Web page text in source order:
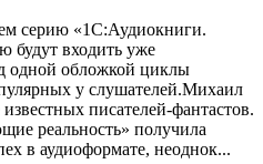
серию «1С:Аудиокниги.
будут входить уже
одной обложкой циклы
у слушателей.Михаил
писателей-фантастов.
реальность» получила
в аудиоформате, неоднок...